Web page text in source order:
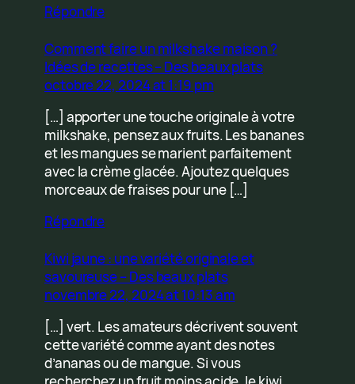
Répondre
Comment faire un milkshake maison ?
Idées de recettes – Des beaux plats
octobre 22, 2024 at 1:19 pm
[…] apporter une touche originale à votre
milkshake, pensez aux fruits. Les bananes
et les mangues se marient parfaitement
avec la crème glacée. Ajoutez quelques
morceaux de fraises pour une […]
Répondre
Kiwi jaune : une variété originale et
savoureuse – Des beaux plats
novembre 22, 2024 at 10:13 am
[…] vert. Les amateurs décrivent souvent
cette variété comme ayant des notes
d’ananas ou de mangue. Si vous